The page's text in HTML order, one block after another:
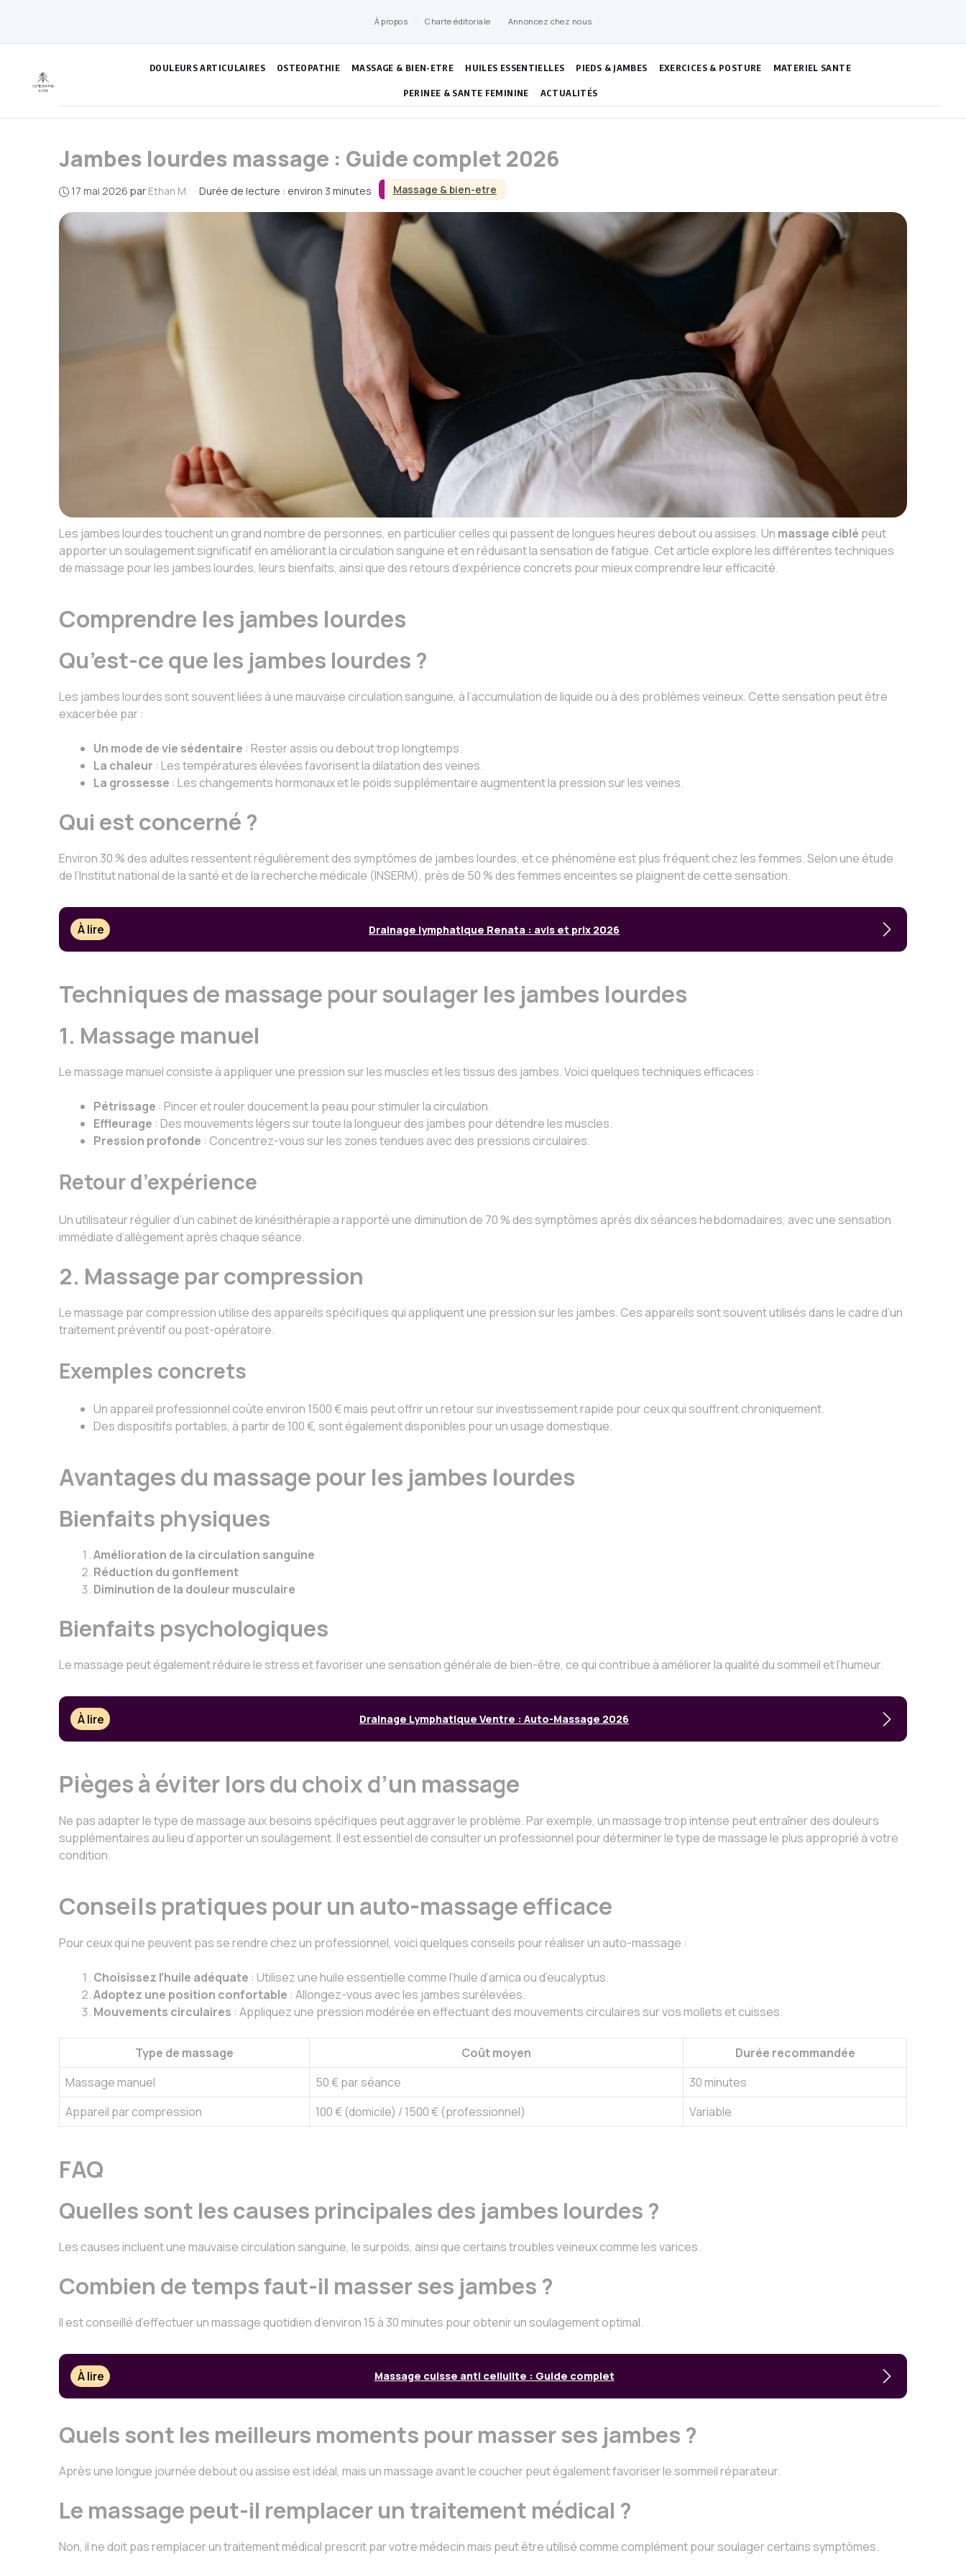
contenu
À propos Charte éditoriale Annoncez chez nous
DOULEURS ARTICULAIRES OSTEOPATHIE MASSAGE & BIEN-ETRE HUILES ESSENTIELLES PIEDS & JAMBES EXERCICES & POSTURE MATERIEL SANTE
PERINEE & SANTE FEMININE ACTUALITÉS
Massage & bien-etre
Jambes lourdes massage : Guide complet 2026
17 mai 2026 par Ethan M. · Durée de lecture : environ 3 minutes
Les jambes lourdes touchent un grand nombre de personnes, en particulier celles qui passent de longues heures debout ou assises. Un massage ciblé peut
apporter un soulagement significatif en améliorant la circulation sanguine et en réduisant la sensation de fatigue. Cet article explore les différentes techniques
de massage pour les jambes lourdes, leurs bienfaits, ainsi que des retours d’expérience concrets pour mieux comprendre leur efficacité.
Comprendre les jambes lourdes
Qu’est-ce que les jambes lourdes ?
Les jambes lourdes sont souvent liées à une mauvaise circulation sanguine, à l’accumulation de liquide ou à des problèmes veineux. Cette sensation peut être
exacerbée par :
Un mode de vie sédentaire : Rester assis ou debout trop longtemps.
La chaleur : Les températures élevées favorisent la dilatation des veines.
La grossesse : Les changements hormonaux et le poids supplémentaire augmentent la pression sur les veines.
Qui est concerné ?
Environ 30 % des adultes ressentent régulièrement des symptômes de jambes lourdes, et ce phénomène est plus fréquent chez les femmes. Selon une étude
de l’Institut national de la santé et de la recherche médicale (INSERM), près de 50 % des femmes enceintes se plaignent de cette sensation.
À lire Drainage lymphatique Renata : avis et prix 2026
Techniques de massage pour soulager les jambes lourdes
1. Massage manuel
Le massage manuel consiste à appliquer une pression sur les muscles et les tissus des jambes. Voici quelques techniques efficaces :
Pétrissage : Pincer et rouler doucement la peau pour stimuler la circulation.
Effleurage : Des mouvements légers sur toute la longueur des jambes pour détendre les muscles.
Pression profonde : Concentrez-vous sur les zones tendues avec des pressions circulaires.
Retour d’expérience
Un utilisateur régulier d’un cabinet de kinésithérapie a rapporté une diminution de 70 % des symptômes après dix séances hebdomadaires, avec une sensation
immédiate d’allègement après chaque séance.
2. Massage par compression
Le massage par compression utilise des appareils spécifiques qui appliquent une pression sur les jambes. Ces appareils sont souvent utilisés dans le cadre d’un
traitement préventif ou post-opératoire.
Exemples concrets
Un appareil professionnel coûte environ 1500 € mais peut offrir un retour sur investissement rapide pour ceux qui souffrent chroniquement.
Des dispositifs portables, à partir de 100 €, sont également disponibles pour un usage domestique.
Avantages du massage pour les jambes lourdes
Bienfaits physiques
Amélioration de la circulation sanguine
Réduction du gonflement
Diminution de la douleur musculaire
Bienfaits psychologiques
Le massage peut également réduire le stress et favoriser une sensation générale de bien-être, ce qui contribue à améliorer la qualité du sommeil et l’humeur.
À lire Drainage Lymphatique Ventre : Auto-Massage 2026
Pièges à éviter lors du choix d’un massage
Ne pas adapter le type de massage aux besoins spécifiques peut aggraver le problème. Par exemple, un massage trop intense peut entraîner des douleurs
supplémentaires au lieu d’apporter un soulagement. Il est essentiel de consulter un professionnel pour déterminer le type de massage le plus approprié à votre
condition.
Conseils pratiques pour un auto-massage efficace
Pour ceux qui ne peuvent pas se rendre chez un professionnel, voici quelques conseils pour réaliser un auto-massage :
Choisissez l’huile adéquate : Utilisez une huile essentielle comme l’huile d’arnica ou d’eucalyptus.
Adoptez une position confortable : Allongez-vous avec les jambes surélevées.
Mouvements circulaires : Appliquez une pression modérée en effectuant des mouvements circulaires sur vos mollets et cuisses.
Type de massage Coût moyen
Durée recommandée
Massage manuel
50 € par séance
30 minutes
Appareil par compression
100 € (domicile) / 1500 € (professionnel) Variable
FAQ
Quelles sont les causes principales des jambes lourdes ?
Les causes incluent une mauvaise circulation sanguine, le surpoids, ainsi que certains troubles veineux comme les varices.
Combien de temps faut-il masser ses jambes ?
Il est conseillé d’effectuer un massage quotidien d’environ 15 à 30 minutes pour obtenir un soulagement optimal.
À lire Massage cuisse anti cellulite : Guide complet
Quels sont les meilleurs moments pour masser ses jambes ?
Après une longue journée debout ou assise est idéal, mais un massage avant le coucher peut également favoriser le sommeil réparateur.
Le massage peut-il remplacer un traitement médical ?
Non, il ne doit pas remplacer un traitement médical prescrit par votre médecin mais peut être utilisé comme complément pour soulager certains symptômes.